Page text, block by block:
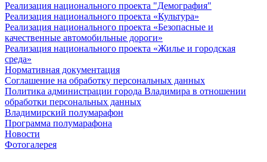
Реализация национального проекта "Демография"
Реализация национального проекта «Культура»
Реализация национального проекта «Безопасные и
качественные автомобильные дороги»
Реализация национального проекта «Жилье и городская
среда»
Нормативная документация
Соглашение на обработку персональных данных
Политика администрации города Владимира в отношении
обработки персональных данных
Владимирский полумарафон
Программа полумарафона
Новости
Фотогалерея